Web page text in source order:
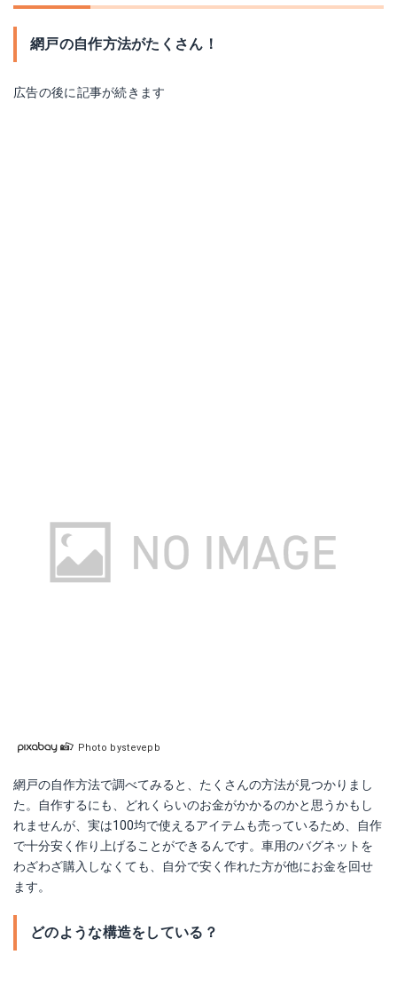
網戸の自作方法がたくさん！
広告の後に記事が続きます
Photo bystevepb
網戸の自作方法で調べてみると、たくさんの方法が見つかりまし
た。自作するにも、どれくらいのお金がかかるのかと思うかもし
れませんが、実は100均で使えるアイテムも売っているため、自作
で十分安く作り上げることができるんです。車用のバグネットを
わざわざ購入しなくても、自分で安く作れた方が他にお金を回せ
ます。
どのような構造をしている？